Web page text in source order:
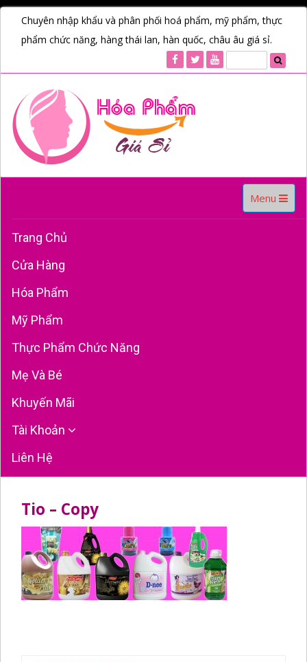
Chuyên nhập khẩu và phân phối hoá phẩm, mỹ phẩm, thực
phẩm chức năng, hàng thái lan, hàn quốc, châu âu giá sỉ.
Toggle
navigation
Menu
Trang Chủ
Cửa Hàng
Hóa Phẩm
Mỹ Phẩm
Thực Phẩm Chức Năng
Mẹ Và Bé
Khuyến Mãi
Tài Khoản
Liên Hệ
Tio – Copy